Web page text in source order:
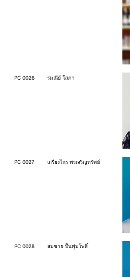
PC 0026 รมณีย์ โสภา
PC 0027 เกรียงไกร พรเจริญทรัพย์
PC 0028 สมชาย ปั้นพุ่มโพธิ์